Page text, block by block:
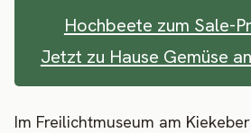
Hochbeete zum Sale-
Jetzt zu Hause Gemüse
Im Freilichtmuseum am